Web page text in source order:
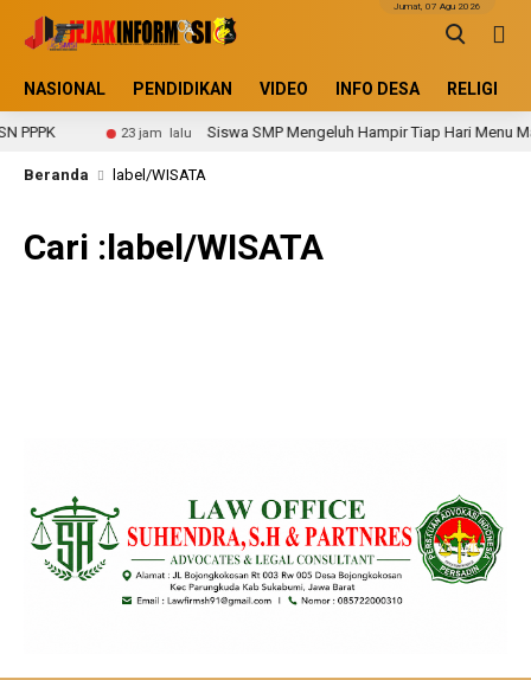
NASIONAL PENDIDIKAN VIDEO INFO DESA RELIGI
Jumat, 07 Agu 2026
23 jam lalu Siswa SMP Mengeluh Hampir Tiap Hari Menu
Beranda label/WISATA
Cari :label/WISATA